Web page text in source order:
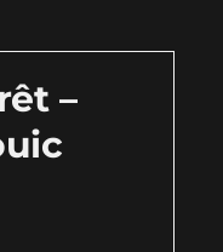
–